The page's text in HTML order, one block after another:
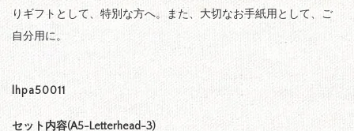
りギフトとして、特別な方へ。また、大切なお手紙用として、ご
自分用に。
lhpa50011
セット内容(A5-Letterhead-3)